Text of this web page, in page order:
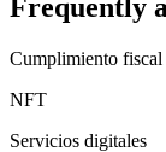
Frequently
Cumplimiento fiscal
NFT
Servicios digitales